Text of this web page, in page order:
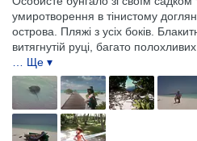
умиротворення в тінистому
острова. Пляжі з усіх боків.
витягнутій руці, багато
… Ще ▾